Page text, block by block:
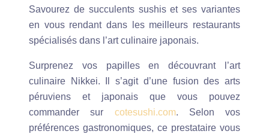
Savourez de succulents sushis et ses variantes
en vous rendant dans les meilleurs restaurants
spécialisés dans l’art culinaire japonais.
Surprenez vos papilles en découvrant l’art
culinaire Nikkei. Il s’agit d’une fusion des arts
péruviens et japonais que vous pouvez
commander sur cotesushi.com. Selon vos
préférences gastronomiques, ce prestataire vous